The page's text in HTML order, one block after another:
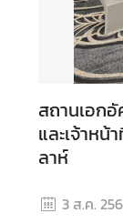
N
e
w
สถานเอก
และเจ้าห
ลาห์
3 ส.ค.